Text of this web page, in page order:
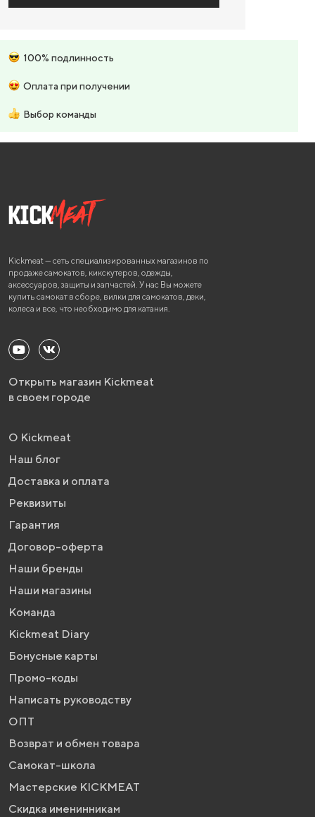
100% подлинность
Оплата при получении
Выбор команды
Kickmeat — сеть специализированных магазинов по
продаже самокатов, кикскутеров, одежды,
аксессуаров, защиты и запчастей. У нас Вы можете
купить самокат в сборе, вилки для самокатов, деки,
колеса и все, что необходимо для катания.
Открыть магазин Kickmeat
в своем городе
О Kickmeat
Наш блог
Доставка и оплата
Реквизиты
Гарантия
Договор-оферта
Наши бренды
Наши магазины
Команда
Kickmeat Diary
Бонусные карты
Промо-коды
Написать руководству
ОПТ
Возврат и обмен товара
Самокат-школа
Мастерские KICKMEAT
Скидка именинникам